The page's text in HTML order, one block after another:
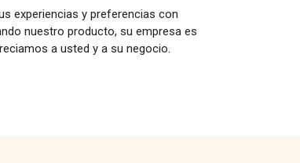
experiencias y preferencias con
nuestro producto, su empresa es
a usted y a su negocio.